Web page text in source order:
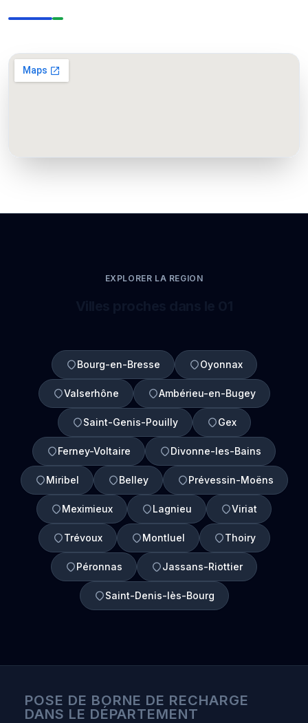
EXPLORER LA REGION
Bourg-en-Bresse Oyonnax
Valserhône Ambérieu-en-Bugey
Saint-Genis-Pouilly Gex
Ferney-Voltaire Divonne-les-Bains
Miribel Belley Prévessin-Moëns
Meximieux Lagnieu Viriat
Trévoux Montluel Thoiry
Péronnas Jassans-Riottier
Saint-Denis-lès-Bourg
POSE DE BORNE DE RECHARGE
DANS LE DÉPARTEMENT